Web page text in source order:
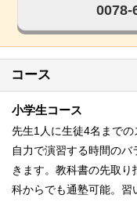
0078-
コース
小学生コース
先生1人に生徒4名まで
自力で演習する時間の
きます。教科書の先取
科からでも通塾可能。習